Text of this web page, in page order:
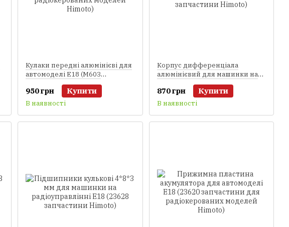
Кулаки передні алюмінієві для
автомоделі E18 (M603
запчастини для
радіокерованих моделей
Himoto)
950 грн Купити
В наявності
Корпус дифференціала
алюмінієвий для машинки на
радіоуправлінні E18 (M601
запчастини Himoto)
870 грн Купити
В наявності